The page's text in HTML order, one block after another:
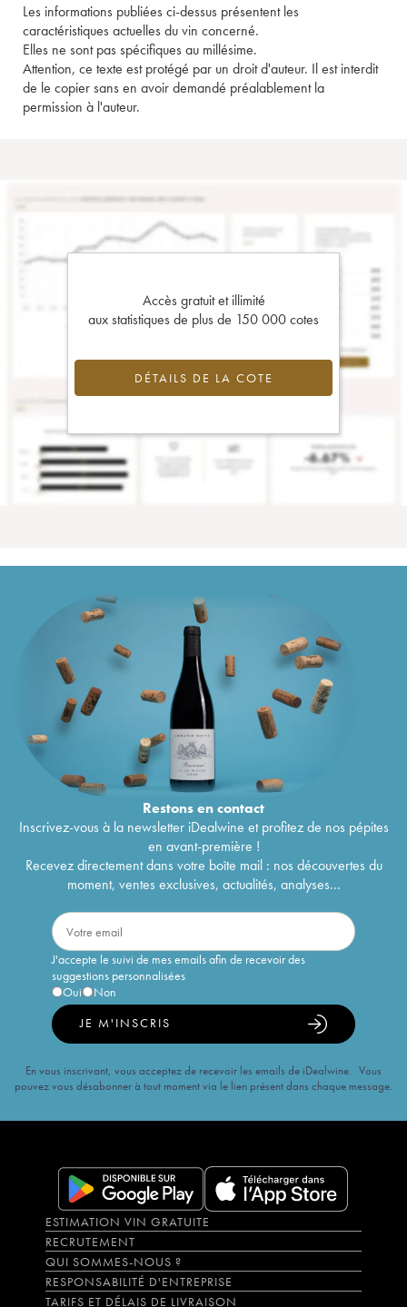
Les informations publiées ci-dessus présentent les
caractéristiques actuelles du vin concerné.
Elles ne sont pas spécifiques au millésime.
Attention, ce texte est protégé par un droit d'auteur. Il est interdit
de le copier sans en avoir demandé préalablement la
permission à l'auteur.
Accès gratuit et illimité
aux statistiques de plus de 150 000 cotes
DÉTAILS DE LA COTE
Restons encontact
Inscrivez-vous à la newsletter iDealwine et profitez de nos pépites
en avant-première !
Recevez directement dans votre boîte mail : nos découvertes du
moment, ventes exclusives, actualités, analyses...
J'accepte le suivi de mes emails afin de recevoir des
suggestions personnalisées
Oui
Non
JE M'INSCRIS
En vous inscrivant, vous acceptez de recevoir les emails de iDealwine. Vous
pouvez vous désabonner à tout moment via le lien présent dans chaque message.
ESTIMATION VIN GRATUITE
RECRUTEMENT
QUI SOMMES-NOUS ?
RESPONSABILITÉ D'ENTREPRISE
TARIFS ET DÉLAIS DE LIVRAISON